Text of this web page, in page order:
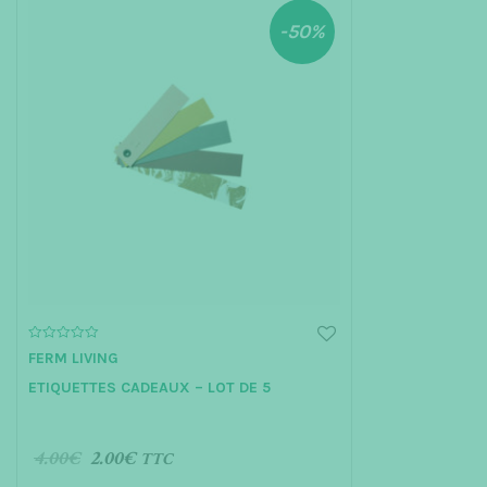
-50%
0
o
t
FERM LIVING
ETIQUETTES CADEAUX – LOT DE 5
4.00€ 2.00€ TTC